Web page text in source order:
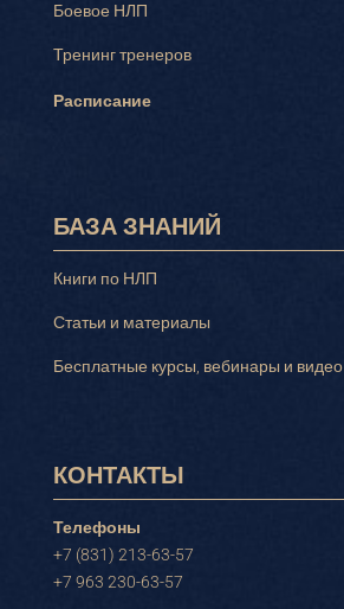
Боевое НЛП
Тренинг тренеров
Расписание
БАЗА ЗНАНИЙ
Книги по НЛП
Статьи и материалы
Бесплатные курсы, вебинары и видео
КОНТАКТЫ
Телефоны
+7 (831) 213-63-57
+7 963 230-63-57